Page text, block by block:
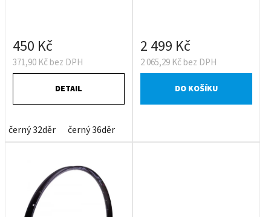
371,90 Kč bez DPH
450 Kč
DETAIL
černý 32děr černý 36děr
2 065,29 Kč bez DPH
2 499 Kč
DO KOŠÍKU